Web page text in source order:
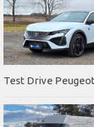
Test Drive